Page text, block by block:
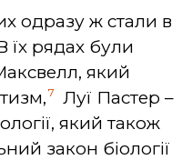
одразу ж стали в
їх рядах були
який
7
Луї Пастер –
який також
закон біології